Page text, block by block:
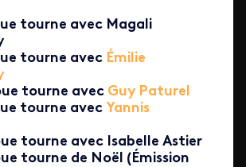
tourne avec Magali
tourne avec Émilie
tourne avec Guy Paturel
tourne avec Yannis
tourne avec Isabelle Astier
tourne de Noël (Émission